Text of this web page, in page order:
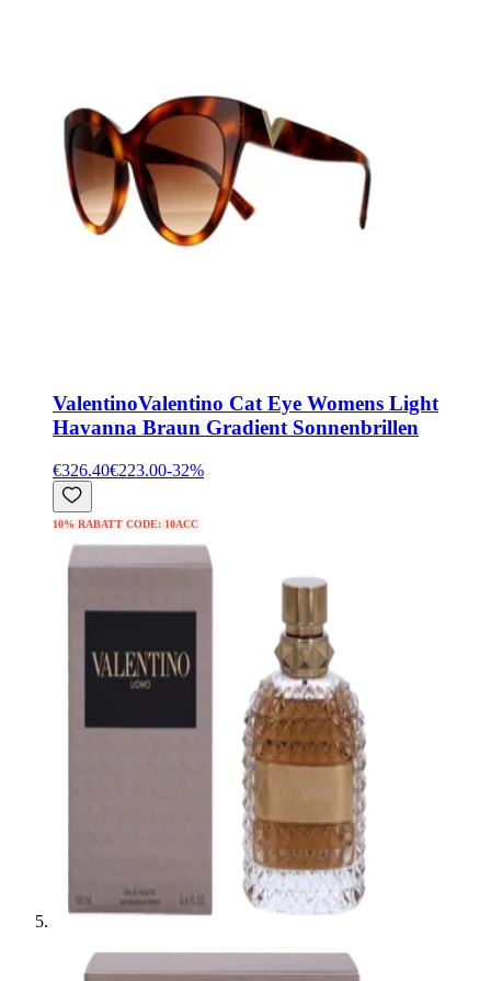
ValentinoValentino Cat Eye Womens Light
Havanna Braun Gradient Sonnenbrillen
€326.40€223.00-32%
10% RABATT CODE: 10ACC